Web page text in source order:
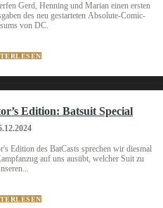
Gerd, Henning und Marian einen ersten
des neu gestarteten Absolute-Comic-
von DC.
Edition: Batsuit Special
Edition des BatCasts sprechen wir diesmal
auf uns ausübt, welcher Suit zu